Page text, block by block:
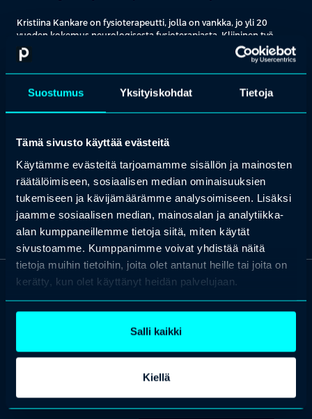
Suostumus Yksityiskohdat Tietoja
Tämä sivusto käyttää evästeitä
Käytämme evästeitä tarjoamamme sisällön ja mainosten
räätälöimiseen, sosiaalisen median ominaisuuksien
tukemiseen ja kävijämäärämme analysoimiseen. Lisäksi
jaamme sosiaalisen median, mainosalan ja analytiikka-
alan kumppaneillemme tietoja siitä, miten käytät
sivustoamme. Kumppanimme voivat yhdistää näitä
tietoja muihin tietoihin, joita olet antanut heille tai joita on
kerätty, kun olet käyttänyt heidän palvelujaan.
Salli kaikki
Kiellä
Kristiina Kankare on fysioterapeutti, jolla on vankka, jo yli 20
vuoden kokemus neurologisesta fysioterapiasta. Kliininen työ
neurologisten kuntoutujien
parissa on hänen keskeistä
osaamisaluettaan, mutta jatkuva oppiminen ja oman alan
syvempi ymmärtäminen on kulkenut aina käytännön työn rinnalla
kouluttajana on teoriatiedon linkittäminen käytännön työhön.
Kouluttajana Kristiina on rauhallinen ja selkeä ja hänen
tavoitteenaan on luoda koulutustilanteeseen oppimista tukeva ja
ajatustenvaihtoa salliva ilmapiiri, jossa jokainen uskaltaa kysyä ja
kyseenalaistaa asioita.
OTA YHTEYTTÄ
Keilaranta 1 A, 02150 Espoo
asiakaspalvelu@professio.fi